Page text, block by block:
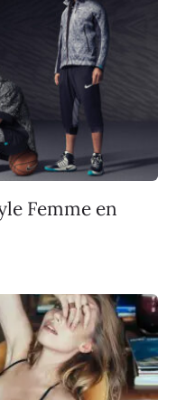
Femme en